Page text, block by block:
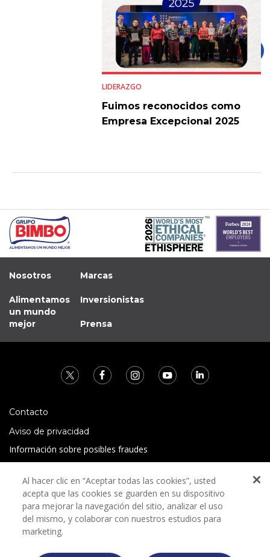
LIDERAZGO
Fuimos reconocidos como
Empresa Excepcional 2025
Nosotros
Alimentamos
un mundo
mejor
Marcas
Inversionistas
Prensa
Contacto
Aviso de privacidad
Información sobre posibles fraudes
Términos y condiciones
Al hacer clic en “Aceptar todas las cookies”, usted
acepta que las cookies se guarden en su dispositivo
para mejorar la navegación del sitio, analizar el uso
del mismo, y colaborar con nuestros estudios para
marketing.